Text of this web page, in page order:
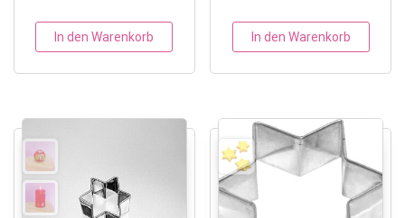
In den Warenkorb In den Warenkorb